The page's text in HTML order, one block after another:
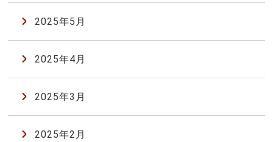
2025年5月
2025年4月
2025年3月
2025年2月